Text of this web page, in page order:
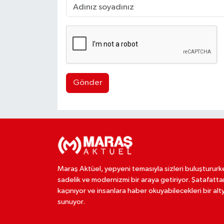
Gönder
Maraş Aktüel, yepyeni temasıyla sizleri
sadelik ve modernizmi bir araya getiriyor.
kaçınıyor ve insanlara haber okuyabilecekleri bir
sunuyor.